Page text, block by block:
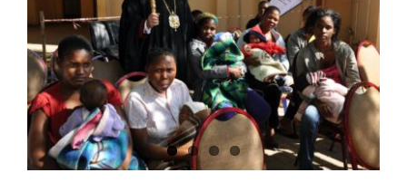
ΕΝΗΜΕΡΩΣΗ
ΣΥΝΔΕΣΕΙΣ